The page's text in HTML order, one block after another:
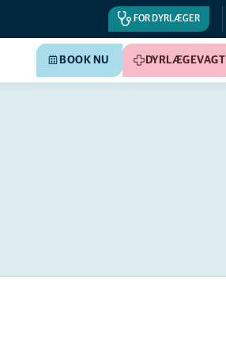
FOR DYRLÆGER
BOOK NU DYRLÆGEVAGT